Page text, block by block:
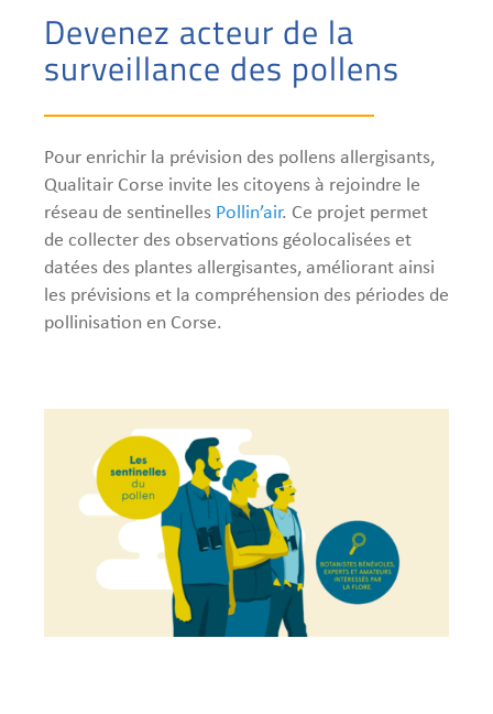
Devenez acteur de la
surveillance des pollens
Pour enrichir la prévision des pollens allergisants,
Qualitair Corse invite les citoyens à rejoindre le
réseau de sentinelles Pollin’air. Ce projet permet
de collecter des observations géolocalisées et
datées des plantes allergisantes, améliorant ainsi
les prévisions et la compréhension des périodes de
pollinisation en Corse.